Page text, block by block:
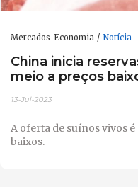
Mercados-Economia Notícia
China inicia
meio a preços
13-Jul-2023
A oferta de suínos vivos
baixos.